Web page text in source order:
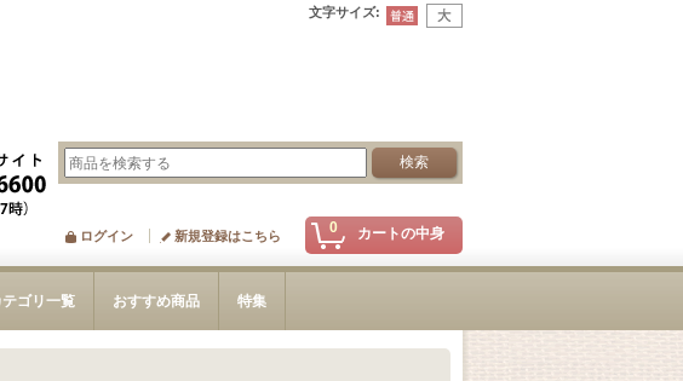
文字サイズ:
0 カートの中身
ログイン 新規登録はこちら
ゴリ一覧 おすすめ商品 特集